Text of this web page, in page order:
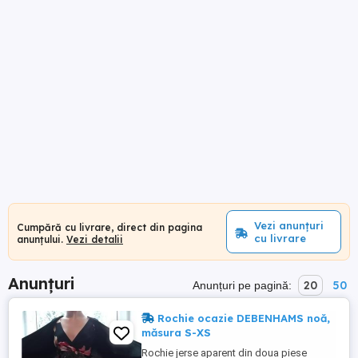
Cumpără cu livrare, direct din pagina
anunțului. Vezi detalii
Vezi anunțuri
cu livrare
Anunțuri Anunțuri pe pagină: 20 50
Rochie ocazie DEBENHAMS noă,
măsura S-XS
Rochie jerse aparent din doua piese